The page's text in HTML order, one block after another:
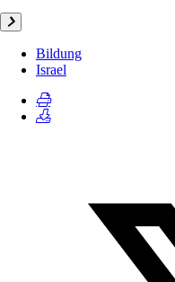
Bildung
Israel